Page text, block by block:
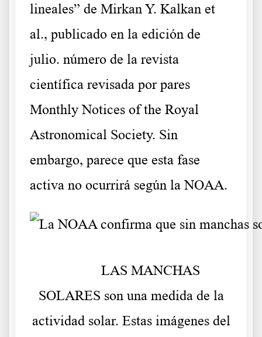
lineales” de Mirkan Y. Kalkan et
al., publicado en la edición de
julio. número de la revista
científica revisada por pares
Monthly Notices of the Royal
Astronomical Society. Sin
embargo, parece que esta fase
activa no ocurrirá según la NOAA.
LAS MANCHAS
SOLARES son una medida de la
actividad solar. Estas imágenes del